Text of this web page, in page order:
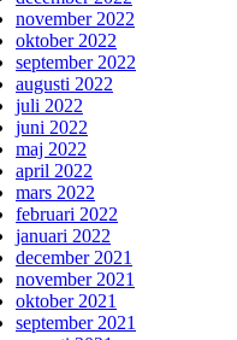
november 2022
oktober 2022
september 2022
augusti 2022
juli 2022
juni 2022
maj 2022
april 2022
mars 2022
februari 2022
januari 2022
december 2021
november 2021
oktober 2021
september 2021